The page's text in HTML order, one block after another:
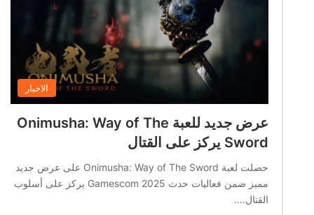
الاخبار
عرض جديد للعبة Onimusha: Way of The
Sword يركز على القتال
حصلت لعبة Onimusha: Way of The Sword على عرض جديد
مميز ضمن فعاليات حدث Gamescom 2025 يركز على أسلوب
القتال.…